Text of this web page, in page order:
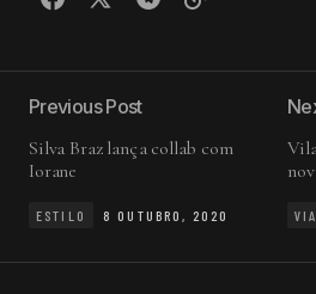
Previous Post
Silva Braz lança collab com
Iorane
ESTILO 8 OUTUBRO, 2020